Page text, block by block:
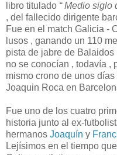
libro titulado “ Medio siglo
, del fallecido dirigente
Fue en el match Galicia -
lusos , ganando un 110
pista de jabre de
no se conocían , todavía ,
mismo crono de unos
Joaquin Roca en
Fue uno de los cuatro
historia junto al ex-
hermanos Joaquín y
Lejísimos en el tiempo